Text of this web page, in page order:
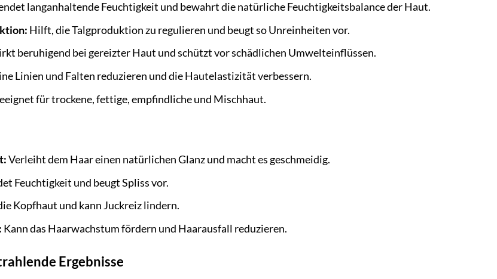
langanhaltende Feuchtigkeit und bewahrt die natürliche Feuchtigkeitsbalance der Haut.
Hilft, die Talgproduktion zu regulieren und beugt so Unreinheiten vor.
beruhigend bei gereizter Haut und schützt vor schädlichen Umwelteinflüssen.
Linien und Falten reduzieren und die Hautelastizität verbessern.
für trockene, fettige, empfindliche und Mischhaut.
Verleiht dem Haar einen natürlichen Glanz und macht es geschmeidig.
Feuchtigkeit und beugt Spliss vor.
Kopfhaut und kann Juckreiz lindern.
Kann das Haarwachstum fördern und Haarausfall reduzieren.
Ergebnisse